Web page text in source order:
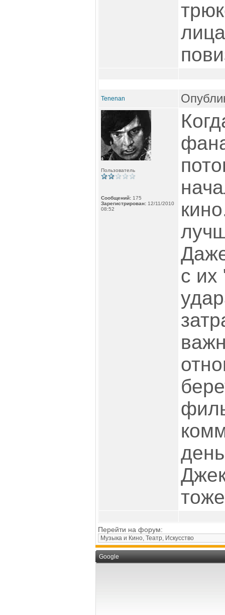
Tenenan
Пользователь
Сообщений: 175
Зарегистрирован: 12/11/2010
08:52
с
Перейти на форум:
Google